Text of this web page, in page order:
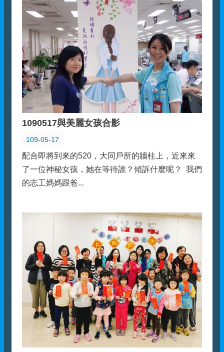
1090517與美麗女孩合影
109-05-17
配合即將到來的520，大同戶所的牆柱上，近來來
了一位神秘女孩，她在等待誰？傾訴什麼呢？ 我們
的志工媽媽跟爸...